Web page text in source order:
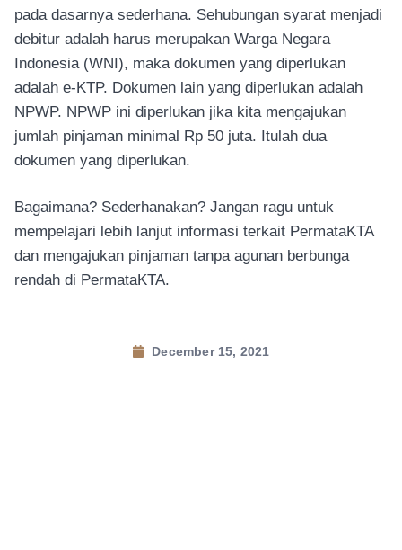
pada dasarnya sederhana. Sehubungan syarat menjadi
debitur adalah harus merupakan Warga Negara
Indonesia (WNI), maka dokumen yang diperlukan
adalah e-KTP. Dokumen lain yang diperlukan adalah
NPWP. NPWP ini diperlukan jika kita mengajukan
jumlah pinjaman minimal Rp 50 juta. Itulah dua
dokumen yang diperlukan.
Bagaimana? Sederhanakan? Jangan ragu untuk
mempelajari lebih lanjut informasi terkait PermataKTA
dan mengajukan pinjaman tanpa agunan berbunga
rendah di PermataKTA.
December 15, 2021